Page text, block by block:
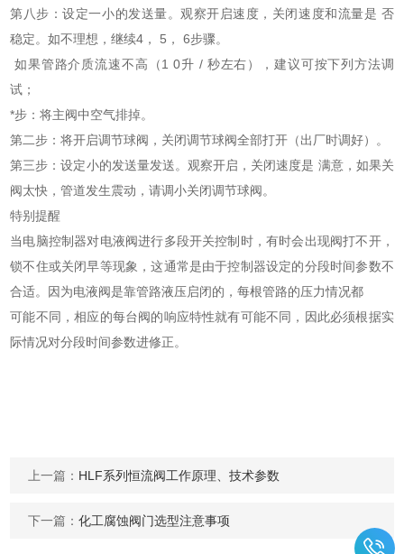
第八步：设定一小的发送量。观察开启速度，关闭速度和流量是 否
稳定。如不理想，继续4， 5， 6步骤。
如果管路介质流速不高（1 0升 / 秒左右），建议可按下列方法调
试；
*步：将主阀中空气排掉。
第二步：将开启调节球阀，关闭调节球阀全部打开（出厂时调好）。
第三步：设定小的发送量发送。观察开启，关闭速度是 满意，如果关
阀太快，管道发生震动，请调小关闭调节球阀。
特别提醒
当电脑控制器对电液阀进行多段开关控制时，有时会出现阀打不开，
锁不住或关闭早等现象，这通常是由于控制器设定的分段时间参数不
合适。因为电液阀是靠管路液压启闭的，每根管路的压力情况都
可能不同，相应的每台阀的响应特性就有可能不同，因此必须根据实
际情况对分段时间参数进修正。
上一篇： HLF系列恒流阀工作原理、技术参数
下一篇：化工腐蚀阀门选型注意事项